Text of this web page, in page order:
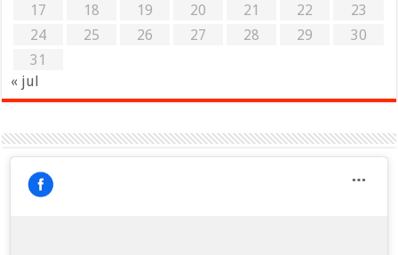
17
18 19 20 21 22
23
24
25 26 27 28 29
30
31
« jul